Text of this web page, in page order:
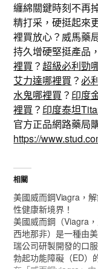
纏綿關鍵時刻不再
精打采，硬挺起來
裡買放心？威馬藥
持久增硬堅挺產品
裡買 ？超級必利勁
艾力達哪裡買 ？必
水鬼哪裡買 ？ 印度
裡買 ？ 印度泰坦
官方正品網路藥局
https://
相關
美國威而鋼Viagra，
性健康新境界！
美國威而鋼（Viagra
西地那非）是一種由
瑞公司研製開發的口
勃起功能障礙（ED）